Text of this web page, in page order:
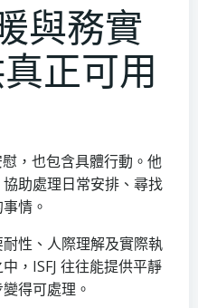
與務實
正可用
，也包含具體行動。他
助處理日常安排、尋找
情。
性、人際理解及實際執
，ISFJ 往往能提供平靜
得可處理。